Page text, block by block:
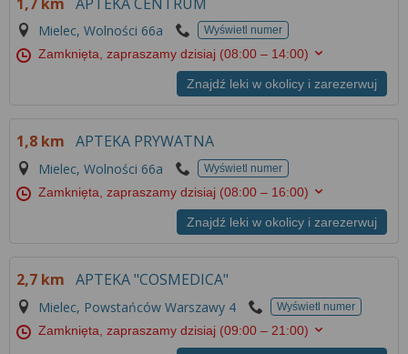
Mielec, Wolności 66a Wyświetl numer
Zamknięta, zapraszamy dzisiaj (08:00 – 14:00)
Znajdź leki w okolicy i zarezerwuj
1,8 km APTEKA PRYWATNA
Mielec, Wolności 66a Wyświetl numer
Zamknięta, zapraszamy dzisiaj (08:00 – 16:00)
Znajdź leki w okolicy i zarezerwuj
2,7 km APTEKA "COSMEDICA"
Mielec, Powstańców Warszawy 4 Wyświetl numer
Zamknięta, zapraszamy dzisiaj (09:00 – 21:00)